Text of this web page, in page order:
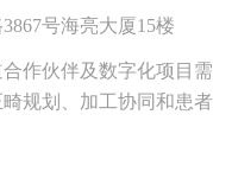
号海亮大厦15楼
作伙伴及数字化项目需
规划、加工协同和患者